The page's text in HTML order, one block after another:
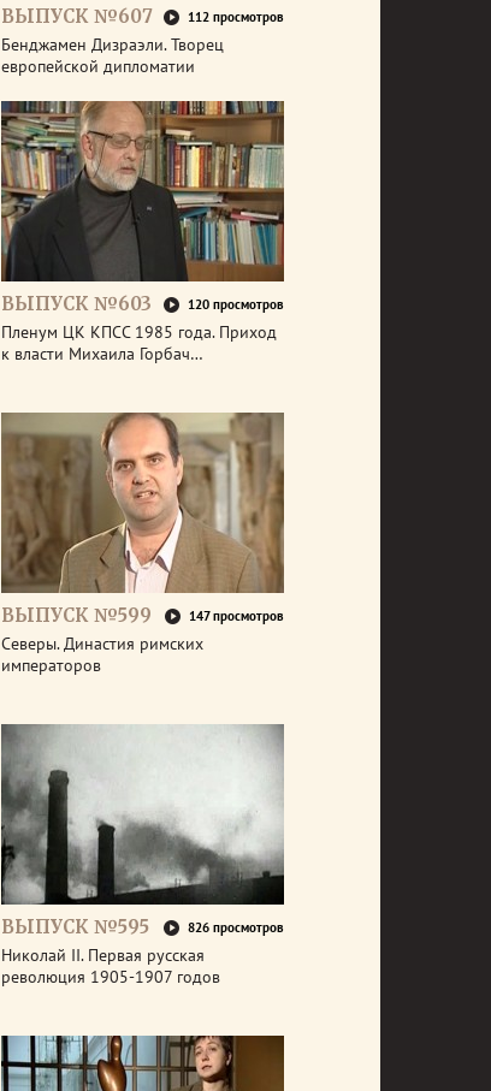
ВЫПУСК №607 112 просмотров
Бенджамен Дизраэли. Творец
европейской дипломатии
ВЫПУСК №603 120 просмотров
Пленум ЦК КПСС 1985 года. Приход
к власти Михаила Горбач…
ВЫПУСК №599 147 просмотров
Северы. Династия римских
императоров
ВЫПУСК №595 826 просмотров
Николай II. Первая русская
революция 1905-1907 годов